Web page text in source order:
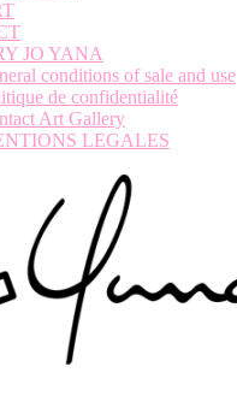
JO YANA
conditions of sale and use
de confidentialité
Art Gallery
LEGALES